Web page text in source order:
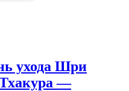
ухода Шри
—